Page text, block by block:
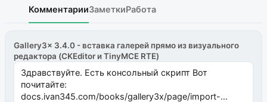
КомментарииЗаметкиРабота
Gallery3x 3.4.0 - вставка галерей прямо из визуального
редактора (CKEditor и TinyMCE RTE)
Здравствуйте. Есть консольный скрипт Вот
почитайте:
docs.ivan345.com/books/gallery3x/page/import-